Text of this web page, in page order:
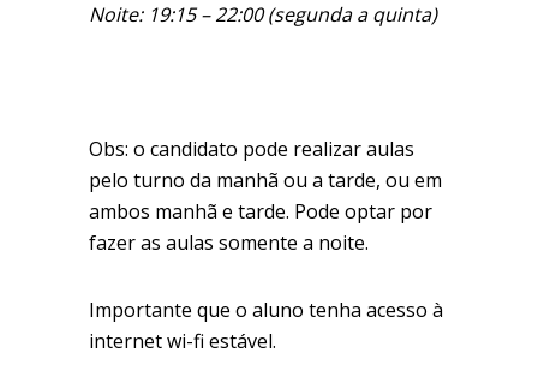
Noite: 19:15 – 22:00 (segunda a quinta)
Obs: o candidato pode realizar aulas
pelo turno da manhã ou a tarde, ou em
ambos manhã e tarde. Pode optar por
fazer as aulas somente a noite.
Importante que o aluno tenha acesso à
internet wi-fi estável.